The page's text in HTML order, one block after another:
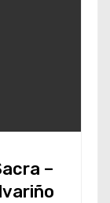
–